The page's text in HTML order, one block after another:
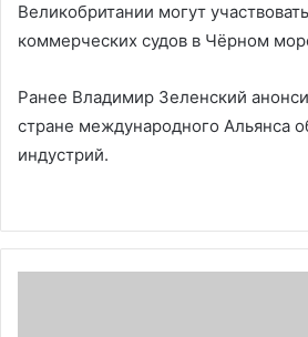
Великобритании могут
коммерческих судов в Чёрном
Ранее Владимир Зеленский
стране международного Альянса
индустрий.